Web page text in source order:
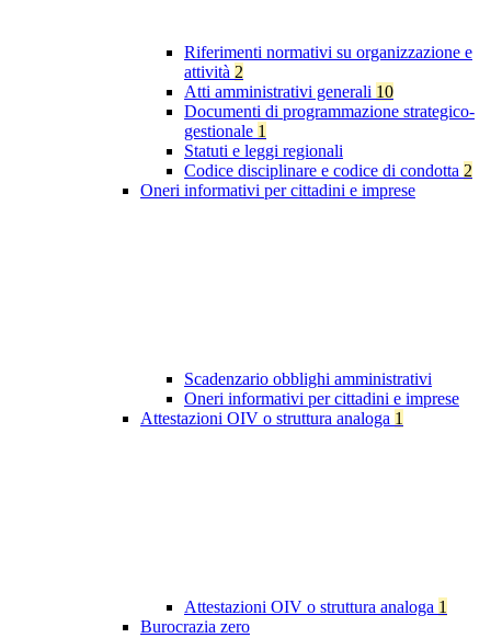
Riferimenti normativi su organizzazione e
attività 2
Atti amministrativi generali 10
Documenti di programmazione strategico-
gestionale 1
Statuti e leggi regionali
Codice disciplinare e codice di condotta 2
Oneri informativi per cittadini e imprese
Scadenzario obblighi amministrativi
Oneri informativi per cittadini e imprese
Attestazioni OIV o struttura analoga 1
Attestazioni OIV o struttura analoga 1
Burocrazia zero